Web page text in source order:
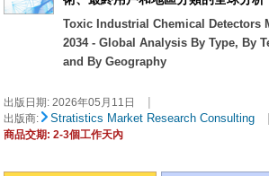
Toxic Industrial Chemical Detectors
2034 - Global Analysis By Type, By
and By Geography
出版日期:2026年05月11日 |
出版商: Stratistics Market Research Consulting |
商品交期: 2-3個工作天內